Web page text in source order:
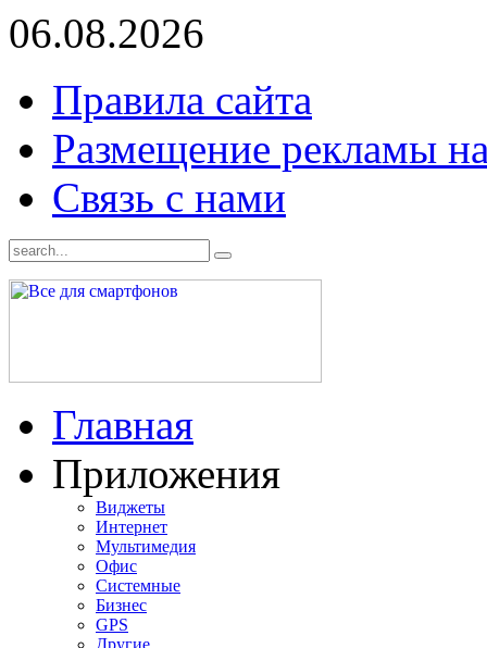
06.08.2026
Правила сайта
Размещение рекламы
Связь с нами
Главная
Приложения
Виджеты
Интернет
Мультимедия
Офис
Системные
Бизнес
GPS
Другие